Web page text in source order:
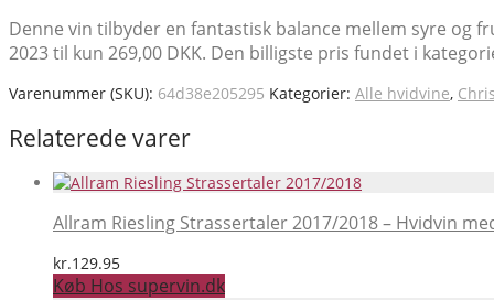
Denne vin tilbyder en fantastisk balance mellem syre og
2023 til kun 269,00 DKK. Den billigste pris fundet i
Varenummer (SKU): 64d38e205295 Kategorier: Alle hvidvine,
Relaterede varer
Allram Riesling Strassertaler 2017/2018 – Hvidvin
kr.129.95
Køb Hos supervin.dk